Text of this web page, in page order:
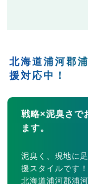
北海道浦河郡
援対応中！
戦略×泥臭さで
ます。
泥臭く、現地に
援スタイルです！
北海道浦河郡浦